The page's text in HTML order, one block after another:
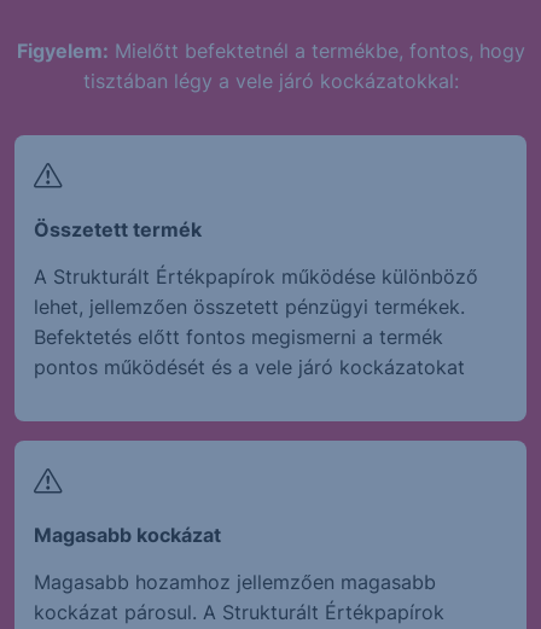
Figyelem: Mielőtt befektetnél a termékbe, fontos, hogy
tisztában légy a vele járó kockázatokkal:
Összetett termék
A Strukturált Értékpapírok működése különböző
lehet, jellemzően összetett pénzügyi termékek.
Befektetés előtt fontos megismerni a termék
pontos működését és a vele járó kockázatokat
Magasabb kockázat
Magasabb hozamhoz jellemzően magasabb
kockázat párosul. A Strukturált Értékpapírok